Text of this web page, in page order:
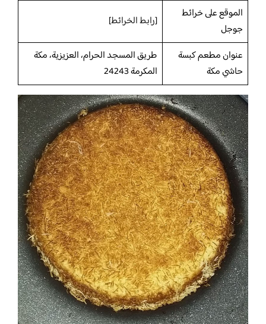
الموقع على خرائط
جوجل
[رابط الخرائط]
عنوان مطعم كبسة
حاشي مكة
طریق المسجد الحرام، العزيزية، مكة
المكرمة 24243